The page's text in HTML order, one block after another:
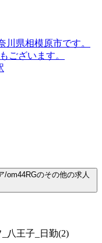
県相模原市です。
ございます。
om44RGのその他の求人
八王子_日勤(2)